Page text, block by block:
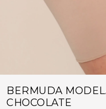
BERMUDA
CHOCOLATE